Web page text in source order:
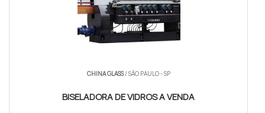
CHINA GLASS/ SÃO PAULO - SP
BISELADORA DE VIDROS A VENDA